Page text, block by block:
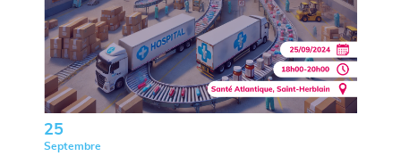
25
Septembre